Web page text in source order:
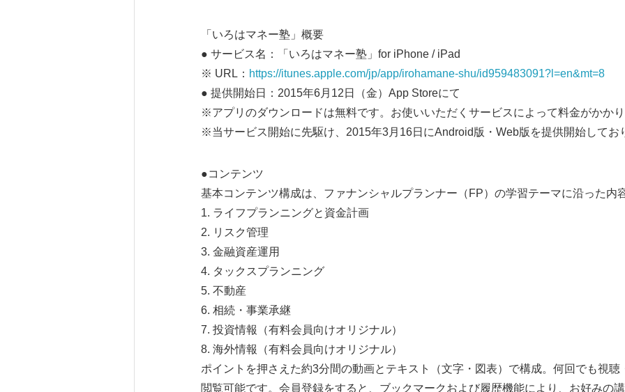
「いろはマネー塾」概要
● サービス名：「いろはマネー塾」for iPhone / iPad
※ URL： https://itunes.apple.com/jp/app/irohamane-shu/id959483091?l=en&mt=8
● 提供開始日：2015年6月12日（金）App Storeにて
※アプリのダウンロードは無料です。お使いいただくサービスによって料金がかかり
※当サービス開始に先駆け、2015年3月16日にAndroid版・Web版を提供開始してお
●コンテンツ
基本コンテンツ構成は、ファナンシャルプランナー（FP）の学習テーマに沿った内
1. ライフプランニングと資金計画
2. リスク管理
3. 金融資産運用
4. タックスプランニング
5. 不動産
6. 相続・事業承継
7. 投資情報（有料会員向けオリジナル）
8. 海外情報（有料会員向けオリジナル）
ポイントを押さえた約3分間の動画とテキスト（文字・図表）で構成。何回でも視聴
閲覧可能です。会員登録をすると、ブックマークおよび履歴機能により、お好みの
Japanese